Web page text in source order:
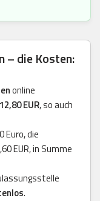
– die Kosten:
online
EUR, so auch
Euro, die
EUR, in Summe
.